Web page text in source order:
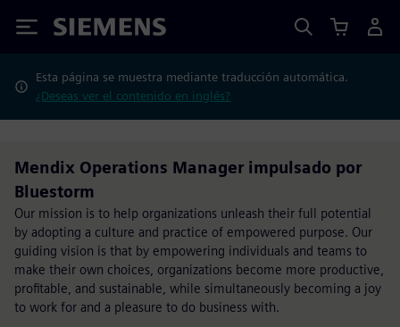
Siemens
Esta página se muestra mediante traducción automática.
¿Deseas ver el contenido en inglés?
Mendix Operations Manager impulsado por
Bluestorm
Our mission is to help organizations unleash their full potential
by adopting a culture and practice of empowered purpose. Our
guiding vision is that by empowering individuals and teams to
make their own choices, organizations become more productive,
profitable, and sustainable, while simultaneously becoming a joy
to work for and a pleasure to do business with.